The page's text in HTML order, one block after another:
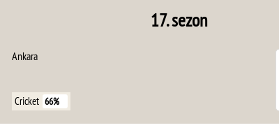
17. sezon
Ankara
66%
Cricket